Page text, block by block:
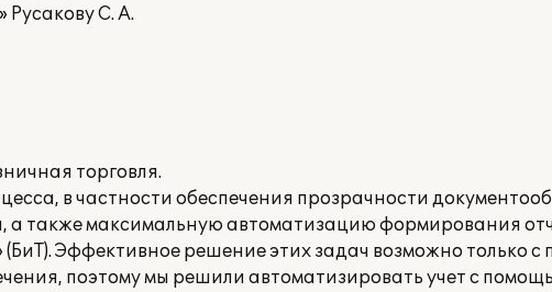
С. А.
торговля.
в частности обеспечения прозрачности
также максимальную автоматизацию формирования
(БиТ). Эффективное решение этих задач возможно только
поэтому мы решили автоматизировать учет с